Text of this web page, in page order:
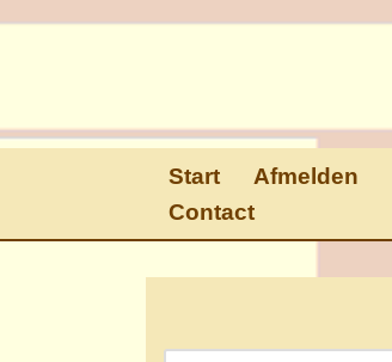
de
Start Afmelden
Contact